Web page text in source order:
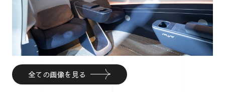
全ての画像を見る